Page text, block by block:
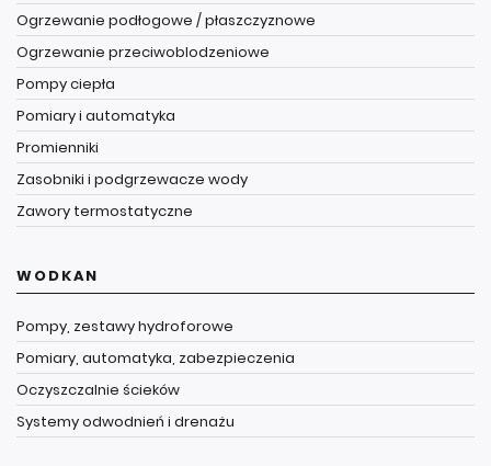
Ogrzewanie podłogowe / płaszczyznowe
Ogrzewanie przeciwoblodzeniowe
Pompy ciepła
Pomiary i automatyka
Promienniki
Zasobniki i podgrzewacze wody
Zawory termostatyczne
WODKAN
Pompy, zestawy hydroforowe
Pomiary, automatyka, zabezpieczenia
Oczyszczalnie ścieków
Systemy odwodnień i drenażu